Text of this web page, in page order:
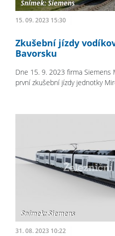
15. 09. 2023 15:30
Zkušební jízdy
Bavorsku
Dne 15. 9. 2023 firma Siemens
první zkušební jízdy jednotky
31. 08. 2023 10:22